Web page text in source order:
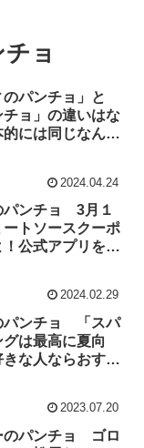
ョ
のパンチョ」と
チョ」の違いはな
には同じなんだ
2024.04.24
パンチョ 3月１
ートソースクーポ
公式アプリをイ
2024.02.29
パンチョ 「スパ
は最高に夏向
な人ならおすす
2023.07.20
のパンチョ ゴロ